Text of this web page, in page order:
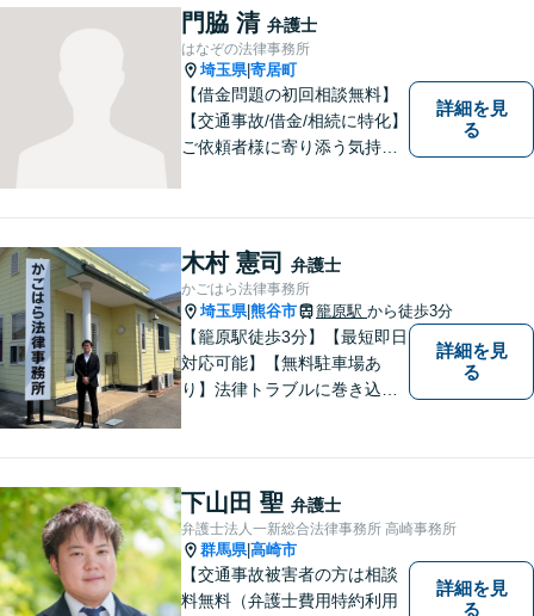
幅広く対応。地域に根ざした
法律事務所／特許事務所を目
指しています。お気軽にご相
談ください。
門脇 清 弁護士
はなぞの法律事務所
埼玉県|寄居町
【借金問題の初回相談無料】
【交通事故/借金/相続に特化】
ご依頼者様に寄り添う気持ち
など一般民事から刑事事件、
顧問契約まで幅広い分野に対
応しております。
詳細を見
る
木村 憲司 弁護士
かごはら法律事務所
埼玉県|熊谷市 籠原駅 から徒歩3分
【籠原駅徒歩3分】【最短即日
対応可能】【無料駐車場あ
り】法律トラブルに巻き込ま
解決の鍵です。お困りごとが
ございましたら、お気軽にご
相談ください。
詳細を見
る
下山田 聖 弁護士
弁護士法人一新総合法律事務所 高崎事務所
群馬県|高崎市
【交通事故被害者の方は相談
料無料（弁護士費用特約利用
詳細を見
る